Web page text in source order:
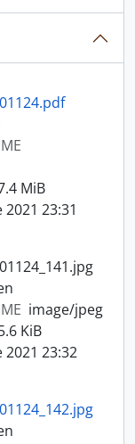
MiB
23:31
image/jpeg
KiB
23:32